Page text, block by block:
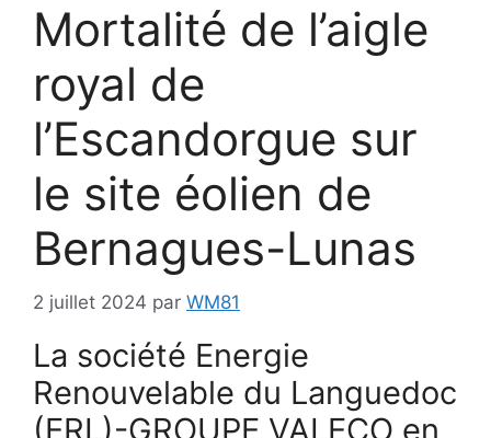
Mortalité de l’aigle
royal de
l’Escandorgue sur
le site éolien de
Bernagues-Lunas
2 juillet 2024 par WM81
La société Energie
Renouvelable du Languedoc
(ERL)-GROUPE VALECO en